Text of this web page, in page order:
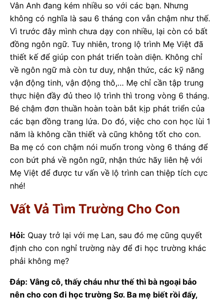
Vân Anh đang kém nhiều so với các bạn. Nhưng
không có nghĩa là sau 6 tháng con vẫn chậm như thế.
Vì trước đây mình chưa dạy con nhiều, lại còn có bất
đồng ngôn ngữ. Tuy nhiên, trong lộ trình Mẹ Việt đã
thiết kế để giúp con phát triển toàn diện. Không chỉ
về ngôn ngữ mà còn tư duy, nhận thức, các kỹ năng
vận động tinh, vận động thô,… Mẹ chỉ cần tập trung
thực hiện đầy đủ theo lộ trình thì trong vòng 6 tháng.
Bé chậm đơn thuần hoàn toàn bắt kịp phát triển của
các bạn đồng trang lứa. Do đó, việc cho con học lùi 1
năm là không cần thiết và cũng không tốt cho con.
Ba mẹ có con chậm nói muốn trong vòng 6 tháng để
con bứt phá về ngôn ngữ, nhận thức hãy liên hệ với
Mẹ Việt để được tư vấn về lộ trình can thiệp tích cực
nhé!
Vất Vả Tìm Trường Cho Con
Hỏi: Quay trở lại với mẹ Lan, sau đó mẹ cũng quyết
định cho con nghỉ trường này để đi học trường khác
phải không mẹ?
Đáp: Vâng cô, thấy cháu như thế thì bà ngoại bảo
nên cho con đi học trường Sơ. Ba mẹ biết rồi đấy,